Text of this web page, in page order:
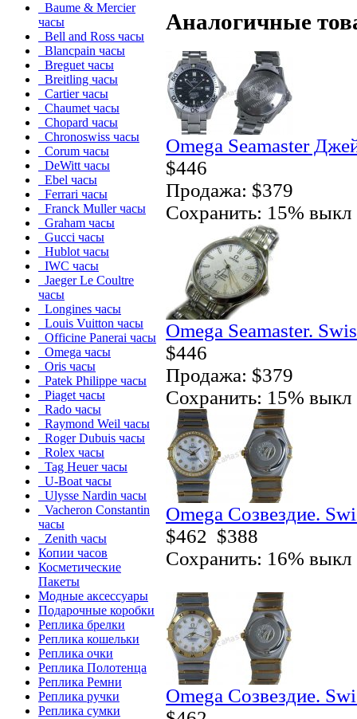
Baume & Mercier
часы
Bell and Ross часы
Blancpain часы
Breguet часы
Breitling часы
Cartier часы
Chaumet часы
Chopard часы
Chronoswiss часы
Corum часы
DeWitt часы
Ebel часы
Ferrari часы
Franck Muller часы
Graham часы
Gucci часы
Hublot часы
IWC часы
Jaeger Le Coultre
часы
Longines часы
Louis Vuitton часы
Officine Panerai часы
Omega часы
Oris часы
Patek Philippe часы
Piaget часы
Rado часы
Raymond Weil часы
Roger Dubuis часы
Rolex часы
Tag Heuer часы
U-Boat часы
Ulysse Nardin часы
Vacheron Constantin
часы
Zenith часы
Копии часов
Косметические
Пакеты
Модные аксессуары
Подарочные коробки
Реплика брелки
Реплика кошельки
Реплика очки
Реплика Полотенца
Реплика Ремни
Реплика ручки
Реплика сумки
Аналогичные
Omega Seamaster
$446
Продажа: $379
Сохранить: 15% выкл
Omega Seamaster.
$446
Продажа: $379
Сохранить: 15% выкл
Omega Созвездие.
$462 $388
Сохранить: 16% выкл
Omega Созвездие.